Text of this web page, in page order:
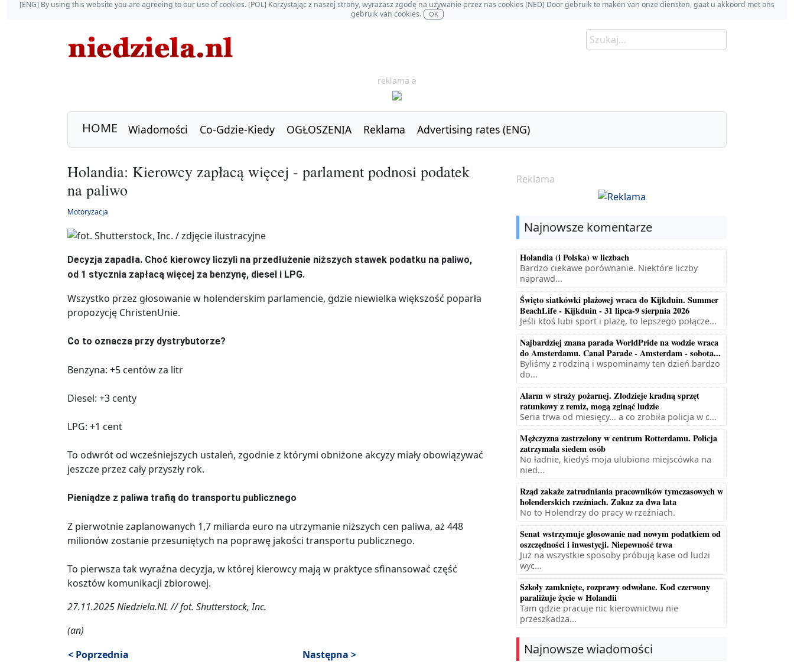
[ENG] By using this website you are agreeing to our use of cookies. [POL] Korzystając z naszej strony, wyrażasz zgodę na używanie przez nas cookies [NED] Door gebruik te maken van onze diensten, gaat u akkoord met ons
gebruik van cookies.
OK
reklama a
HOME Wiadomości Co-Gdzie-Kiedy OGŁOSZENIA Reklama Advertising rates (ENG)
Holandia: Kierowcy zapłacą więcej - parlament podnosi podatek
na paliwo
Motoryzacja
Decyzja zapadła. Choć kierowcy liczyli na przedłużenie niższych stawek podatku na paliwo,
od 1 stycznia zapłacą więcej za benzynę, diesel i LPG.
Wszystko przez głosowanie w holenderskim parlamencie, gdzie niewielka większość poparła
propozycję ChristenUnie.
Co to oznacza przy dystrybutorze?
Benzyna: +5 centów za litr
Diesel: +3 centy
LPG: +1 cent
To odwrót od wcześniejszych ustaleń, zgodnie z którymi obniżone akcyzy miały obowiązywać
jeszcze przez cały przyszły rok.
Pieniądze z paliwa trafią do transportu publicznego
Z pierwotnie zaplanowanych 1,7 miliarda euro na utrzymanie niższych cen paliwa, aż 448
milionów zostanie przesuniętych na poprawę jakości transportu publicznego.
To pierwsza tak wyraźna decyzja, w której kierowcy mają w praktyce sfinansować część
kosztów komunikacji zbiorowej.
27.11.2025 Niedziela.NL // fot. Shutterstock, Inc.
(an)
< Poprzednia
Następna >
Reklama
Najnowsze komentarze
Holandia (i Polska) w liczbach
Bardzo ciekawe porównanie. Niektóre liczby
naprawd...
Święto siatkówki plażowej wraca do Kijkduin. Summer
BeachLife - Kijkduin - 31 lipca-9 sierpnia 2026
Jeśli ktoś lubi sport i plażę, to lepszego połącze...
Najbardziej znana parada WorldPride na wodzie wraca
do Amsterdamu. Canal Parade - Amsterdam - sobota...
Byliśmy z rodziną i wspominamy ten dzień bardzo
do...
Alarm w straży pożarnej. Złodzieje kradną sprzęt
ratunkowy z remiz, mogą zginąć ludzie
Seria trwa od miesięcy... a co zrobiła policja w c...
Mężczyzna zastrzelony w centrum Rotterdamu. Policja
zatrzymała siedem osób
No ładnie, kiedyś moja ulubiona miejscówka na
nied...
Rząd zakaże zatrudniania pracowników tymczasowych w
holenderskich rzeźniach. Zakaz za dwa lata
No to Holendrzy do pracy w rzeźniach.
Senat wstrzymuje głosowanie nad nowym podatkiem od
oszczędności i inwestycji. Niepewność trwa
Już na wszystkie sposoby próbują kase od ludzi
wyc...
Szkoły zamknięte, rozprawy odwołane. Kod czerwony
paraliżuje życie w Holandii
Tam gdzie pracuje nic kierownictwu nie
przeszkadza...
Najnowsze wiadomości